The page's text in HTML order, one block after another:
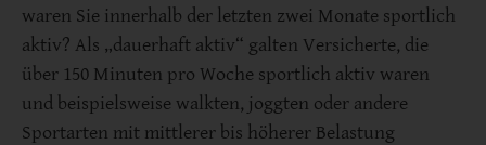
waren Sie innerhalb der letzten zwei Monate sportlich
aktiv? Als „dauerhaft aktiv“ galten Versicherte, die
über 150 Minuten pro Woche sportlich aktiv waren
und beispielsweise walkten, joggten oder andere
Sportarten mit mittlerer bis höherer Belastung